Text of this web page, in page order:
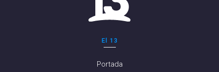
El 13
Portada